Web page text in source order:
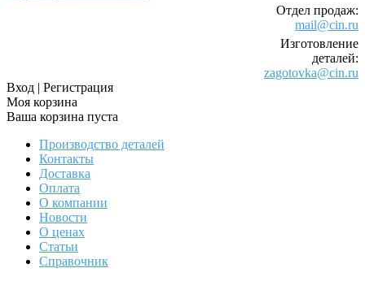
Отдел продаж:
mail@cin.ru
Изготовление
деталей:
zagotovka@cin.ru
Вход | Регистрация
Моя корзина
Ваша корзина пуста
Производство деталей
Контакты
Доставка
Оплата
О компании
Новости
О ценах
Статьи
Справочник